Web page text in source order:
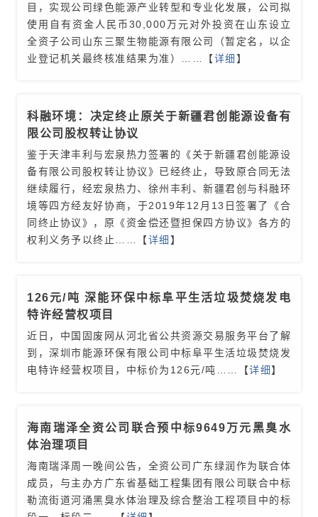
目，实现公司绿色能源产业转型和专业化发展，公司拟
使用自有资金人民币30,000万元对外投资在山东设立
全资子公司山东三聚生物能源有限公司（暂定名，以企
业登记机关最终核准结果为准）
……【详细 】
科融环境：决定终止原关于新疆君创能源设备有
限公司股权转让协议
鉴于天津丰利与宏泉热力签署的《关于新疆君创能源设
备有限公司股权转让协议》已经终止，导致原合同无法
继续履行，经宏泉热力、徐州丰利、新疆君创与科融环
境等四方经友好协商，于2019年12月13日签署了《合
同终止协议》，原《资金偿还暨担保四方协议》各方的
权利义务予以终止
……【详细 】
126元/吨 深能环保中标阜平生活垃圾焚烧发电
特许经营权项目
近日，中国固废网从河北省公共资源交易服务平台了解
到，深圳市能源环保有限公司中标阜平生活垃圾焚烧发
电特许经营权项目，中标价为126元/吨 ……【详细】
海南瑞泽全资公司联合预中标9649万元黑臭水
体治理项目
海南瑞泽周一晚间公告，全资公司广东绿润作为联合体
成员，与主办方广东省基础工程集团有限公司联合中标
勒流街道河涌黑臭水体治理及综合整治工程项目中的标